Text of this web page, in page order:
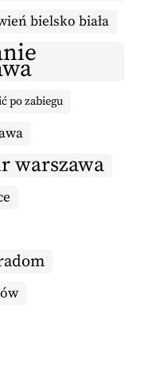
bielsko biała
po zabiegu
warszawa